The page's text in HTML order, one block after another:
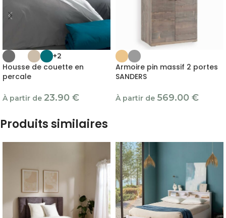
+2
Housse de couette en
percale
À partir de 23.90 €
Armoire pin massif 2 portes
SANDERS
À partir de 569.00 €
Produits similaires